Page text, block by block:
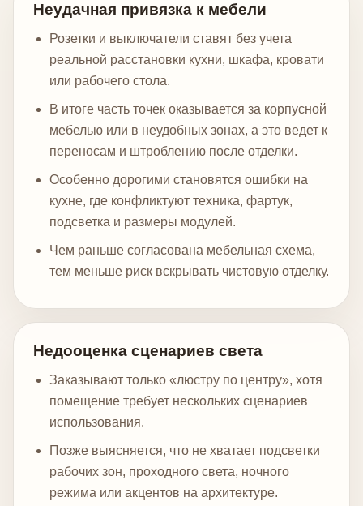
Неудачная привязка к мебели
Розетки и выключатели ставят без учета
реальной расстановки кухни, шкафа, кровати
или рабочего стола.
В итоге часть точек оказывается за корпусной
мебелью или в неудобных зонах, а это ведет к
переносам и штроблению после отделки.
Особенно дорогими становятся ошибки на
кухне, где конфликтуют техника, фартук,
подсветка и размеры модулей.
Чем раньше согласована мебельная схема,
тем меньше риск вскрывать чистовую отделку.
Недооценка сценариев света
Заказывают только «люстру по центру», хотя
помещение требует нескольких сценариев
использования.
Позже выясняется, что не хватает подсветки
рабочих зон, проходного света, ночного
режима или акцентов на архитектуре.